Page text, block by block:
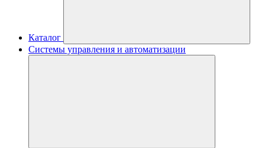
Каталог
Системы управления и автоматизации